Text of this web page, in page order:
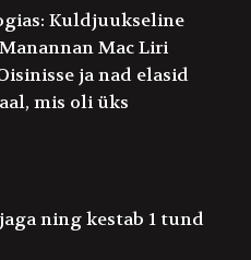
Kuldjuukseline
Mac Liri
ja nad elasid
mis oli üks
ning kestab 1 tund